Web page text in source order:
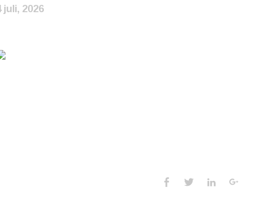
juli, 2026
Social
Facebook
TwitterLinkedIn